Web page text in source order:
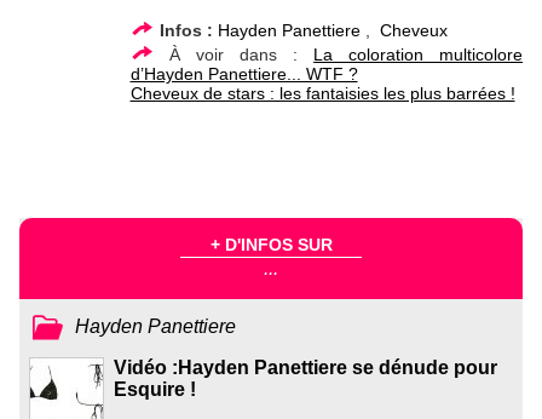
Infos : Hayden Panettiere, Cheveux
À voir dans : La coloration multicolore
d’Hayden Panettiere... WTF ?
Cheveux de stars : les fantaisies les plus barrées !
+ D'INFOS SUR
...
Hayden Panettiere
Vidéo :Hayden Panettiere se dénude pour
Esquire !